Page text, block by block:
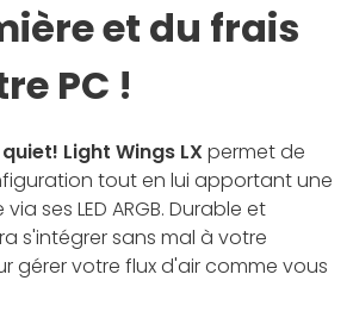
et du frais
PC !
Light Wings LX permet de
tout en lui apportant une
ses LED ARGB. Durable et
s'intégrer sans mal à votre
gérer votre flux d'air comme vous